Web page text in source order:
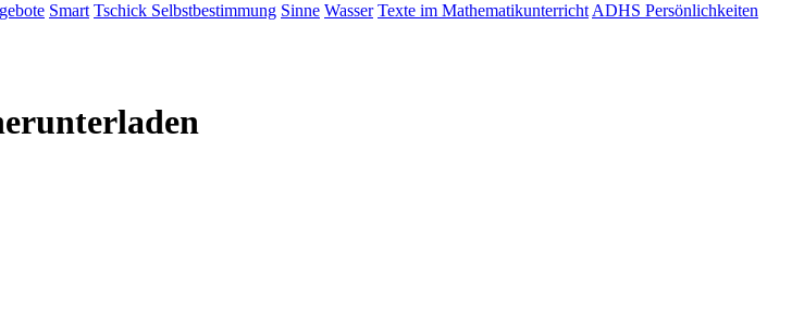
Smart Tschick Selbstbestimmung Sinne Wasser Texte im Mathematikunterricht ADHS Persönlichkeiten